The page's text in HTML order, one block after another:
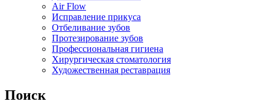
Air Flow
Исправление прикуса
Отбеливание зубов
Протезирование зубов
Профессиональная гигиена
Хирургическая стоматология
Художественная реставрация
Поиск